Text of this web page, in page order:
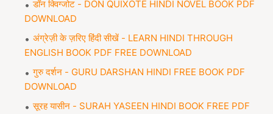
डॉन क्विग्जोट - DON QUIXOTE HINDI NOVEL BOOK PDF
DOWNLOAD
अंग्रेज़ी के ज़रिए हिंदी सीखें - LEARN HINDI THROUGH
ENGLISH BOOK PDF FREE DOWNLOAD
गुरु दर्शन - GURU DARSHAN HINDI FREE BOOK PDF
DOWNLOAD
सूरह यासीन - SURAH YASEEN HINDI BOOK FREE PDF